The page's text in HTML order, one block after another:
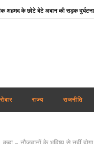
राज्य राजनीति